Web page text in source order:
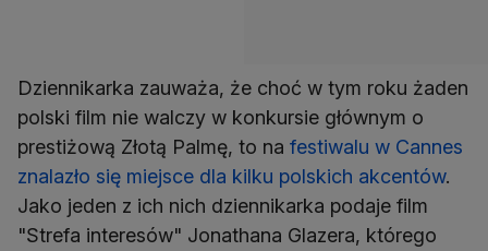
Dziennikarka zauważa, że choć w tym roku żaden
polski film nie walczy w konkursie głównym o
prestiżową Złotą Palmę, to na festiwalu w Cannes
znalazło się miejsce dla kilku polskich akcentów.
Jako jeden z ich nich dziennikarka podaje film
"Strefa interesów" Jonathana Glazera, którego